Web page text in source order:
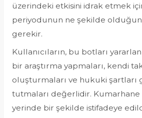
üzerindeki etkisini idrak etmek
periyodunun ne şekilde
gerekir.
Kullanıcıların, bu botları
bir araştırma yapmaları, kendi
oluşturmaları ve hukuki şartları
tutmaları değerlidir. Kumarhane
yerinde bir şekilde istifadeye